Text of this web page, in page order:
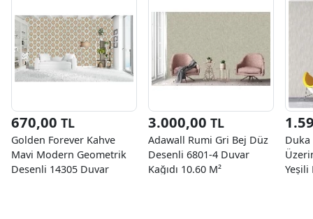
670,00 TL
Golden Forever Kahve
Mavi Modern Geometrik
Desenli 14305 Duvar
3.000,00 TL
Adawall Rumi Gri Bej Düz
Desenli 6801-4 Duvar
Kağıdı 10.60 M²
Duka
Yeşili